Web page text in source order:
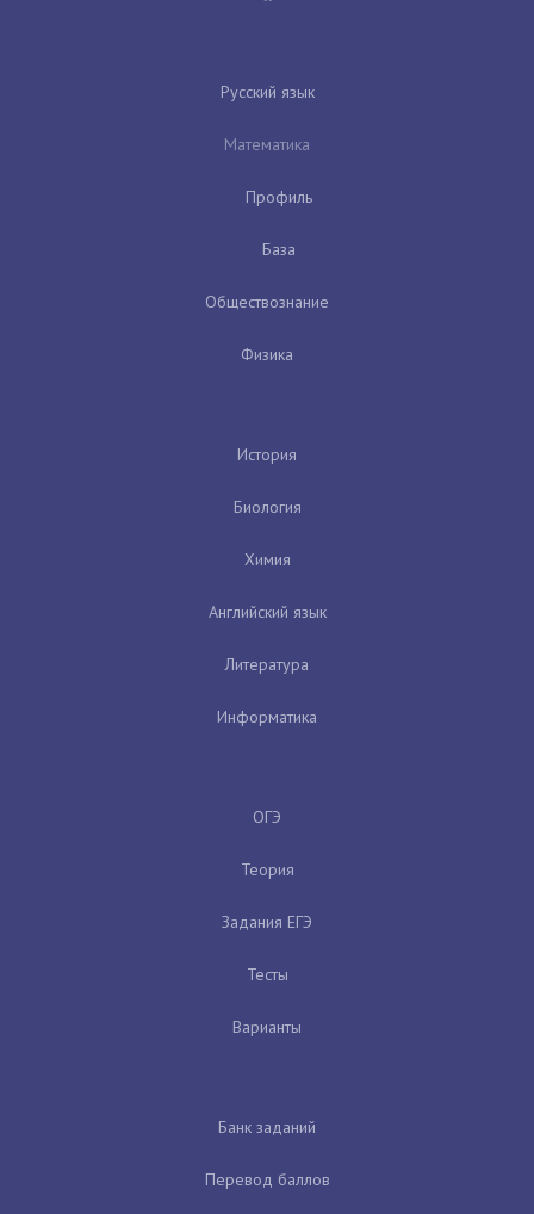
Русский язык
Математика
Профиль
База
Обществознание
Физика
История
Биология
Химия
Английский язык
Литература
Информатика
ОГЭ
Теория
Задания ЕГЭ
Тесты
Варианты
Банк заданий
Перевод баллов